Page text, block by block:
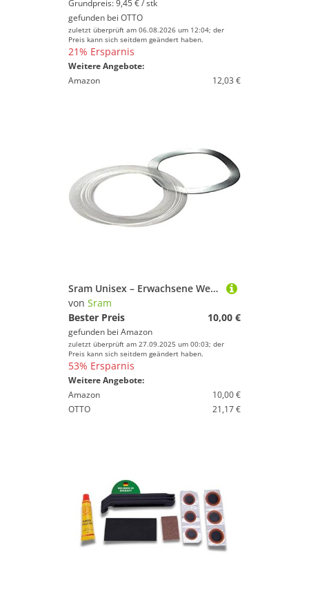
Grundpreis: 9,45 € / stk
gefunden bei OTTO
zuletzt überprüft am 06.08.2026 um 12:04; der
Preis kann sich seitdem geändert haben.
21% Ersparnis
Weitere Angebote:
Amazon
12,03 €
Sram Unisex – Erwachsene Werk und Flickzeug Werkzeugsets Shim Wave Scheibe Kit Beilagscheiben-Set, transparent, One Size
von Sram
Bester Preis
10,00 €
gefunden bei Amazon
zuletzt überprüft am 27.09.2025 um 00:03; der
Preis kann sich seitdem geändert haben.
53% Ersparnis
Weitere Angebote:
Amazon
10,00 €
OTTO
21,17 €